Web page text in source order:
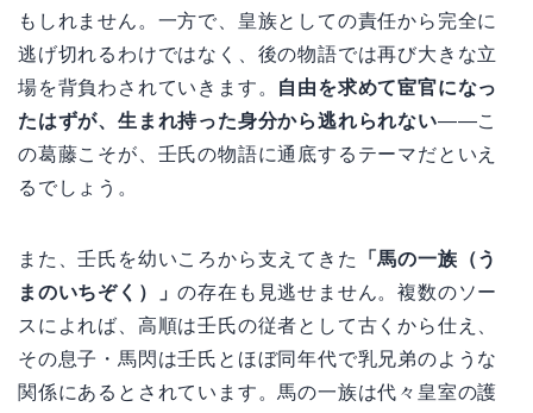
もしれません。一方で、皇族としての責任から完全に
逃げ切れるわけではなく、後の物語では再び大きな立
場を背負わされていきます。 自由を求めて宦官になっ
たはずが、生まれ持った身分から逃れられない——こ
の葛藤こそが、壬氏の物語に通底するテーマだといえ
るでしょう。
また、壬氏を幼いころから支えてきた
「馬の一族（う
まのいちぞく）」の存在も見逃せません。複数のソー
スによれば、高順は壬氏の従者として古くから仕え、
その息子・馬閃は壬氏とほぼ同年代で乳兄弟のような
関係にあるとされています。馬の一族は代々皇室の護